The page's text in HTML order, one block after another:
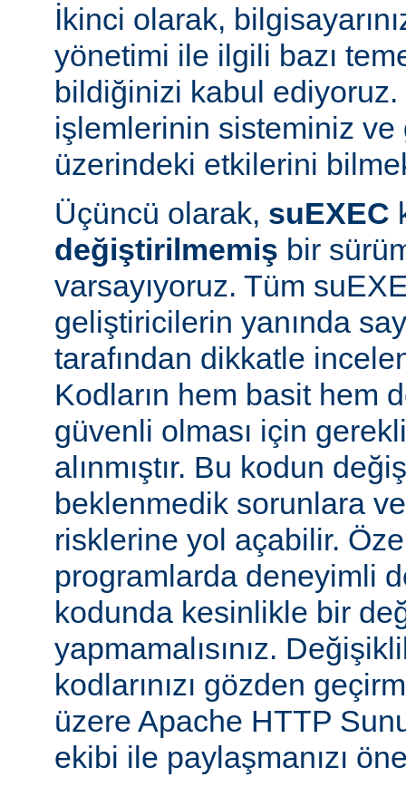
İkinci olarak,
yönetimi ile ilgili bazı
bildiğinizi kabul
işlemlerinin sisteminiz
üzerindeki etkilerini
Üçüncü olarak, suEXEC
değiştirilmemiş bir
varsayıyoruz. Tüm
geliştiricilerin yanında
tarafından dikkatle
Kodların hem basit hem
güvenli olması için
alınmıştır. Bu kodun
beklenmedik sorunlara
risklerine yol açabilir.
programlarda deneyimli
kodunda kesinlikle bir
yapmamalısınız.
kodlarınızı gözden
üzere Apache HTTP
ekibi ile paylaşmanızı